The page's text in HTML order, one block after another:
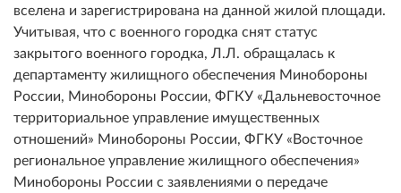
вселена и зарегистрирована на данной жилой площади.
Учитывая, что с военного городка снят статус
закрытого военного городка, Л.Л. обращалась к
департаменту жилищного обеспечения Минобороны
России, Минобороны России, ФГКУ «Дальневосточное
территориальное управление имущественных
отношений» Минобороны России, ФГКУ «Восточное
региональное управление жилищного обеспечения»
Минобороны России с заявлениями о передаче